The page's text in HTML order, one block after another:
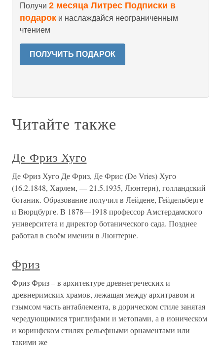
Получи 2 месяца Литрес Подписки в
подарок и наслаждайся неограниченным
чтением
ПОЛУЧИТЬ ПОДАРОК
Читайте также
Де Фриз Хуго
Де Фриз Хуго Де Фриз, Де Фрис (De Vries) Хуго
(16.2.1848, Харлем, — 21.5.1935, Люнтерн), голландский
ботаник. Образование получил в Лейдене, Гейдельберге
и Вюрцбурге. В 1878—1918 профессор Амстердамского
университета и директор ботанического сада. Позднее
работал в своём имении в Люнтерне.
Фриз
Фриз Фриз – в архитектуре древнегреческих и
древнеримских храмов, лежащая между архитравом и
гзымсом часть антаблемента, в дорическом стиле занятая
чередующимися триглифами и метопами, а в ионическом
и коринфском стилях рельефными орнаментами или
такими же